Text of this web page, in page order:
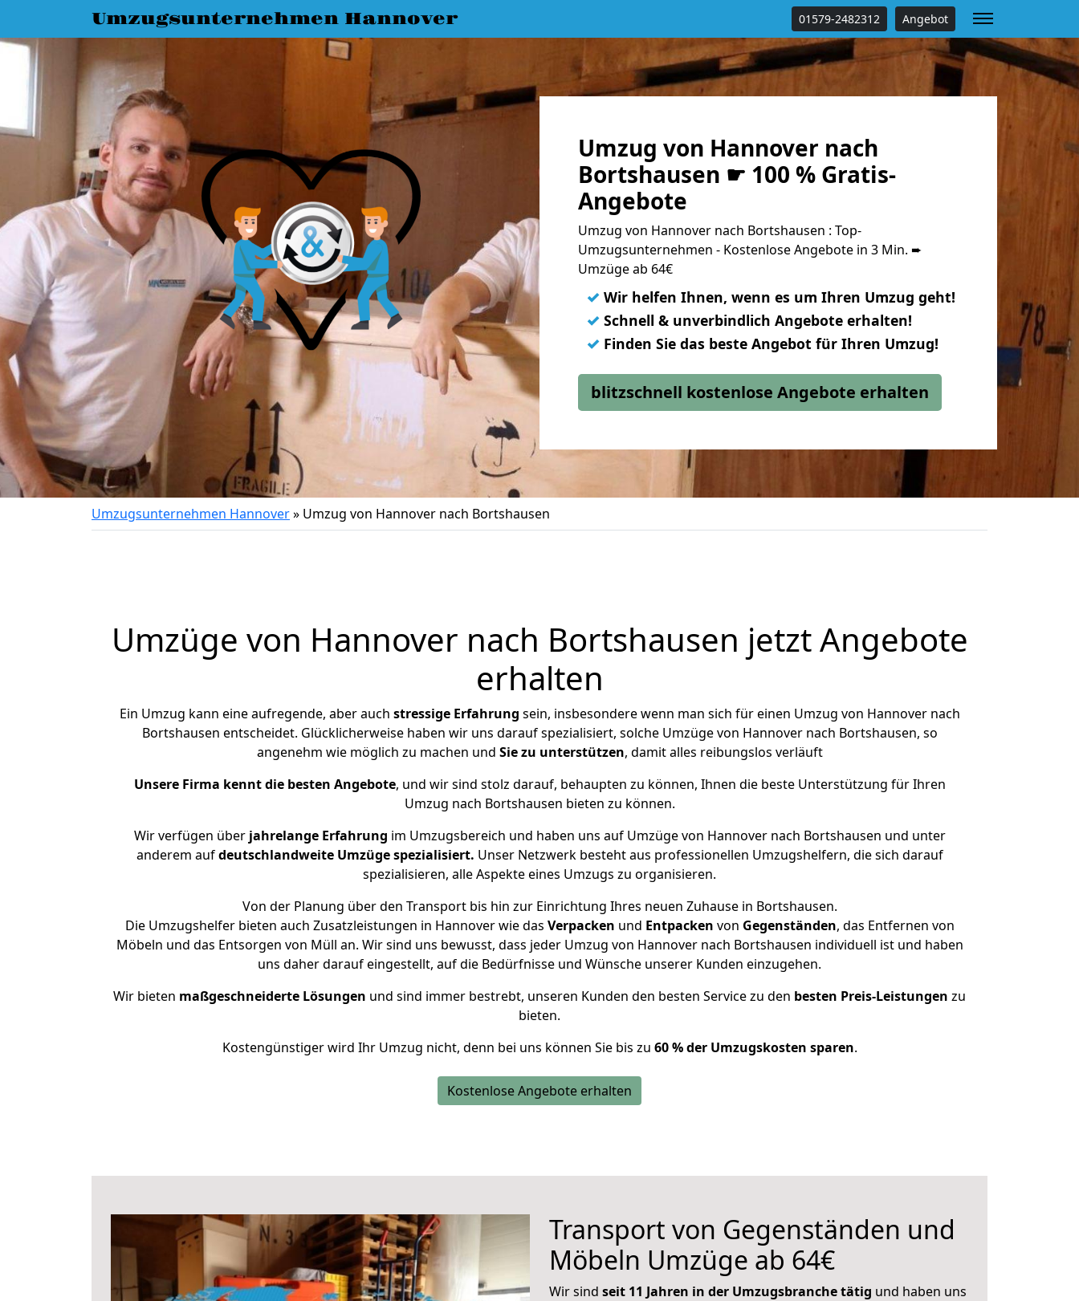
Umzugsunternehmen Hannover 01579-2482312 Angebot
Umzug von Hannover nach
Bortshausen ☛ 100 % Gratis-
Angebote
Umzug von Hannover nach Bortshausen : Top-
Umzugsunternehmen - Kostenlose Angebote in 3 Min. ➨
Umzüge ab 64€
✓ Wir helfen Ihnen, wenn es um Ihren Umzug geht!
✓ Schnell & unverbindlich Angebote erhalten!
✓ Finden Sie das beste Angebot für Ihren Umzug!
blitzschnell kostenlose Angebote erhalten
Umzugsunternehmen Hannover» Umzug von Hannover nach Bortshausen
Umzüge von Hannover nach Bortshausen jetzt Angebote
erhalten
Ein Umzug kann eine aufregende, aber auch stressige Erfahrung sein, insbesondere wenn man sich für einen Umzug von Hannover nach
Bortshausen entscheidet. Glücklicherweise haben wir uns darauf spezialisiert, solche Umzüge von Hannover nach Bortshausen, so
angenehm wie möglich zu machen und Sie zu unterstützen, damit alles reibungslos verläuft
Unsere Firma kennt die besten Angebote, und wir sind stolz darauf, behaupten zu können, Ihnen die beste Unterstützung für Ihren
Umzug nach Bortshausen bieten zu können.
Wir verfügen überjahrelange Erfahrung im Umzugsbereich und haben uns auf Umzüge von Hannover nach Bortshausen und unter
anderem aufdeutschlandweite Umzüge spezialisiert. Unser Netzwerk besteht aus professionellen Umzugshelfern, die sich darauf
spezialisieren, alle Aspekte eines Umzugs zu organisieren.
Von der Planung über den Transport bis hin zur Einrichtung Ihres neuen Zuhause in Bortshausen.
Die Umzugshelfer bieten auch Zusatzleistungen in Hannover wie das Verpacken und Entpacken von Gegenständen, das Entfernen von
Möbeln und das Entsorgen von Müll an. Wir sind uns bewusst, dass jeder Umzug von Hannover nach Bortshausen individuell ist und haben
uns daher darauf eingestellt, auf die Bedürfnisse und Wünsche unserer Kunden einzugehen.
Wir bieten maßgeschneiderte Lösungen und sind immer bestrebt, unseren Kunden den besten Service zu den besten Preis-Leistungen zu
bieten.
Kostengünstiger wird Ihr Umzug nicht, denn bei uns können Sie bis zu 60 % der Umzugskosten sparen.
Kostenlose Angebote erhalten
Transport von Gegenständen und
Möbeln Umzüge ab 64€
Wir sind seit 11 Jahren in der Umzugsbranche tätig und haben uns